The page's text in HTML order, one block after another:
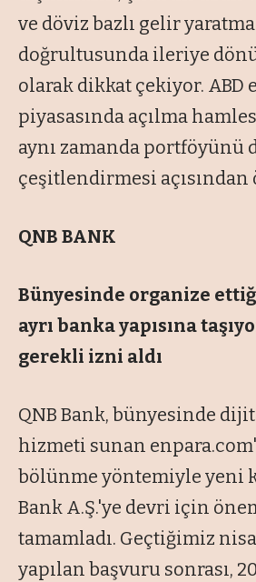
ve döviz bazlı gelir
doğrultusunda ileriye
olarak dikkat çekiyor. ABD
piyasasında açılma
aynı zamanda portföyünü
çeşitlendirmesi açısından
QNB BANK
Bünyesinde organize
ayrı banka yapısına
gerekli izni aldı
QNB Bank, bünyesinde
hizmeti sunan
bölünme yöntemiyle yeni
Bank A.Ş.'ye devri için
tamamladı. Geçtiğimiz
yapılan başvuru sonrası,